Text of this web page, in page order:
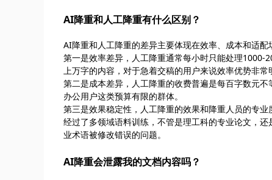
AI降重和人工降重有什么区别？
AI降重和人工降重的差异主要体现在效率、成本和适配
第一是效率差异，人工降重通常每小时只能处理1000-
上万字的内容，对于急着交稿的用户来说效率优势非常
第二是成本差异，人工降重的收费普遍是每百字数元
办公用户这类预算有限的群体。
第三是效果稳定性，人工降重的效果和降重人员的专
经过了多领域语料训练，不管是理工科的专业论文，
业术语被修改错误的问题。
AI降重会泄露我的文档内容吗？